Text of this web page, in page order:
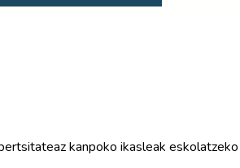
kanpoko ikasleak